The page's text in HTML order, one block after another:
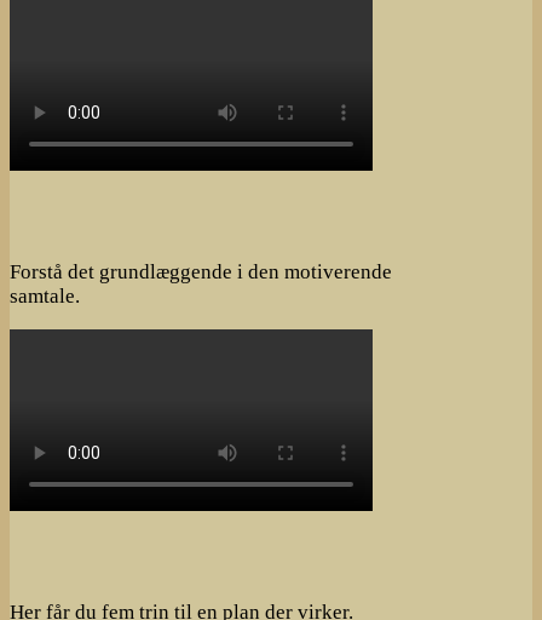
Forstå det grundlæggende i den motiverende
samtale.
Her får du fem trin til en plan der virker.